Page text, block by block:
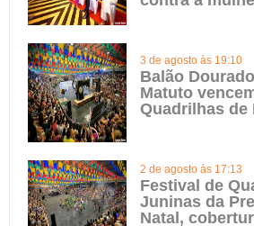
3 de agosto às 19:10
Balão
Matuto
Quadrilhas de
2 de agosto às 17:13
Festival de
Juninas da
Natal,